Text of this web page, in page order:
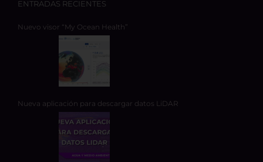
ENTRADAS RECIENTES
Nuevo visor “My Ocean Health”
Nueva aplicación para descargar datos LiDAR